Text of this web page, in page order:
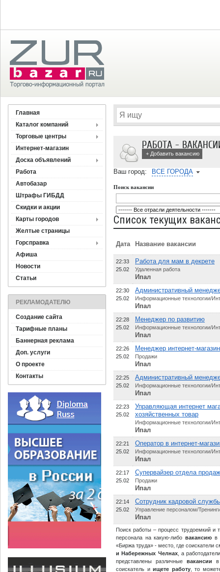
Главная
Каталог компаний
Торговые центры
Интернет-магазин
Доска объявлений
Работа
Автобазар
Штрафы ГИБДД
Скидки и акции
Карты городов
Желтые страницы
Горсправка
Афиша
Новости
Статьи
РЕКЛАМОДАТЕЛЮ
Создание сайта
Тарифные планы
Баннерная реклама
Доп. услуги
О проекте
Контакты
РАБОТА -
+ Добавить вакансию
Ваш город: ВСЕ ГОРОДА
Поиск вакансии
Список текущих
Дата Название вакансии
22:33
25.02
Работа для мам в декрете
Удаленная работа
Ипал
22:30
25.02
Административный
Информационные технологии/
Ипал
22:28
25.02
Менеджер по развитию
Информационные технологии/
Ипал
22:26
25.02
Менеджер интернет-
Продажи
Ипал
22:25
25.02
Административный
Информационные технологии/
Ипал
22:23
25.02
Управляющая интернет
хозяйственных товар
Информационные технологии/
Ипал
22:21
25.02
Оператор в интернет-
Информационные технологии/
Ипал
22:17
25.02
Супервайзер отдела
Продажи
Ипал
22:14
25.02
Сотрудник кадровой
Управление персоналом/
Ипал
Поиск работы – процесс трудоемкий и
персонала на какую-либо вакансию в
«Биржа труда» - место, где соискатели
и Набережных Челнах, а
представлены различные вакансии
соискатель иищете работу, то